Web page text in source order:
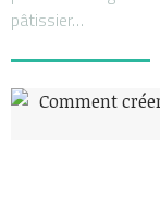
pâtissier…